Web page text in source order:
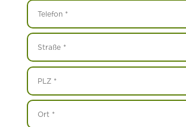
Telefon
Straße
PLZ
Ort